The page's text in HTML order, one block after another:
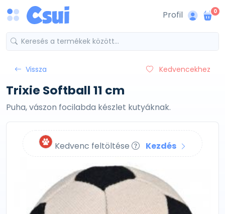
Profil 0
Vissza Kedvencekhez
Trixie Softball 11 cm
Puha, vászon focilabda készlet kutyáknak.
Kedvenc feltöltése Kezdés